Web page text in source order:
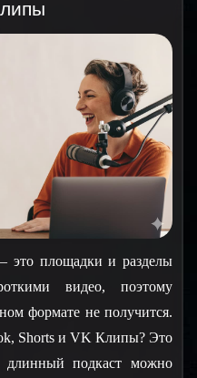
площадки и разделы
видео, поэтому
формате не получится.
Shorts и VK Клипы? Это
подкаст можно